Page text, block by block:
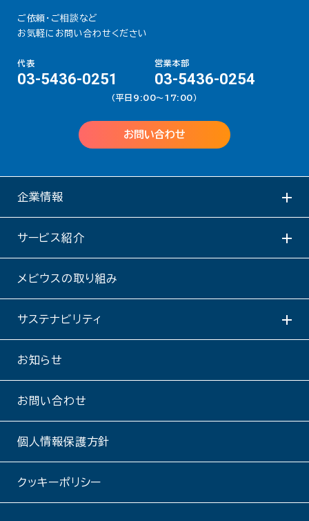
ご依頼・ご相談など
お気軽にお問い合わせください
代表
03-5436-0251
営業本部
03-5436-0254
（平日9:00〜17:00）
お問い合わせ
企業情報
サービス紹介
メビウスの取り組み
サステナビリティ
お知らせ
お問い合わせ
個人情報保護方針
クッキーポリシー